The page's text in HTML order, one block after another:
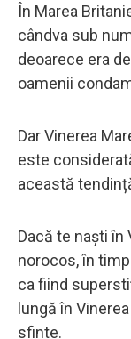
În Marea
cândva sub
deoarece era
oamenii
Dar Vinerea
este
această
Dacă te naști în
norocos, în
ca fiind
lungă în
sfinte.